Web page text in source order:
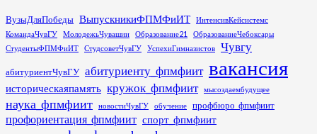
Перейти
к
содержимому
ВузыДляПобеды ВыпускникиФПМФиИТ
ИнтенсивКейсистемс
КомандаЧувГУ
МолодежьЧувашии Образование21
ОбразованиеЧебоксары
СтудентыФПМФиИТ
СтудсоветЧувГУ УспехиГимназистов Чувгу
абитуриентЧувГУ абитуриенту_фпмфиит вакансия
историческаяпамять кружок_фпмфиит мысоздаембудущее
наука_фпмфиит новостиЧувГУ обучение профбюро_фпмфиит
профориентация_фпмфиит спорт_фпмфиит